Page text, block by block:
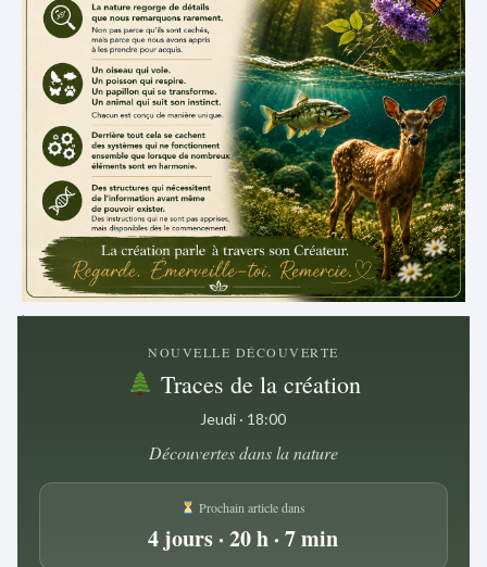
.
NOUVELLE DÉCOUVERTE
Traces de la création
Jeudi · 18:00
Découvertes dans la nature
Prochain article dans
4 jours · 20 h · 7 min